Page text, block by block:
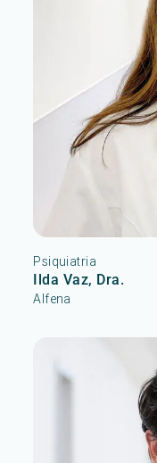
Psiquiatria
Ilda Vaz, Dra.
Alfena